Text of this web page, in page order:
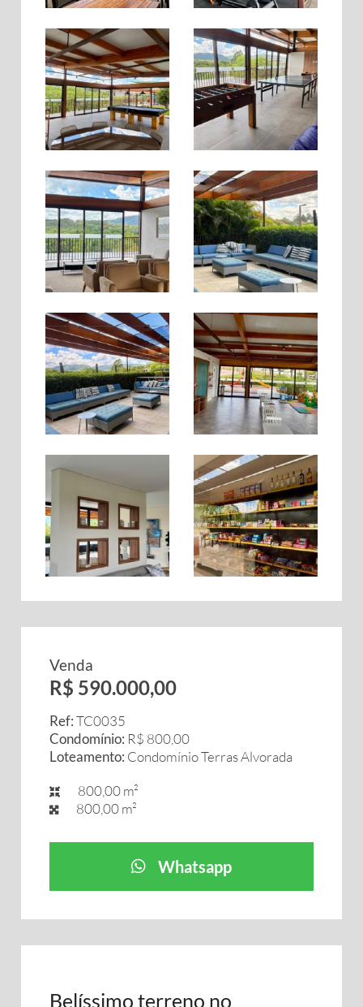
Venda
R$ 590.000,00
Ref:TC0035
Condomínio: R$ 800,00
Loteamento: Condomínio Terras Alvorada
800,00 m²
800,00 m²
Whatsapp
Belíssimo terreno no